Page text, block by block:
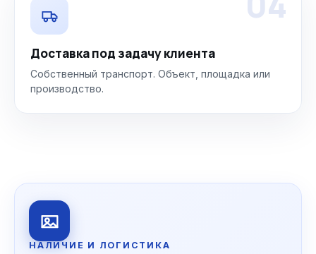
Доставка под задачу клиента
Собственный транспорт. Объект, площадка или
производство.
НАЛИЧИЕ И ЛОГИСТИКА